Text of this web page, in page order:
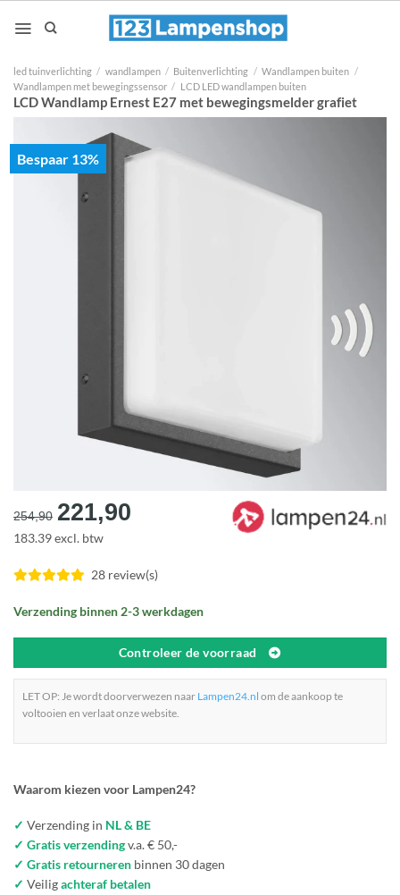
naar
led tuinverlichting / wandlampen / Buitenverlichting / Wandlampen buiten /
Wandlampen met bewegingssensor / LCD LED wandlampen buiten
LCD Wandlamp Ernest E27 met bewegingsmelder grafiet
Bespaar 13%
254,90 Oorspronkelijke
prijs
€254,90.
221,90
€221,90.
183.39 excl. btw
28 review(s)
Verzending binnen 2-3 werkdagen
Controleer de voorraad
LET OP: Je wordt doorverwezen naar Lampen24.nl om de aankoop te
voltooien en verlaat onze website.
Waarom kiezen voor Lampen24?
✓ Verzending in NL & BE
✓ Gratis verzendingv.a. € 50,-
✓ Gratis retourneren binnen 30 dagen
✓ Veiligachteraf betalen